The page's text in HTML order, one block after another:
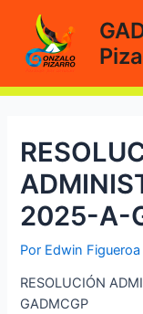
contenido
2025-A-
Por Edwin
RESOLUCIÓN
GADMCGP